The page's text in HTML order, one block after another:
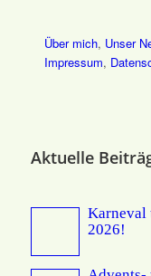
Über mich, Unser
Impressum,
Aktuelle
Karneval
2026!